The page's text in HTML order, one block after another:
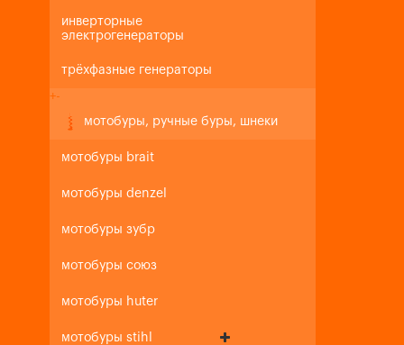
инверторные
электрогенераторы
трёхфазные генераторы
+-
мотобуры, ручные буры, шнеки
мотобуры brait
мотобуры denzel
мотобуры зубр
мотобуры союз
мотобуры huter
мотобуры stihl